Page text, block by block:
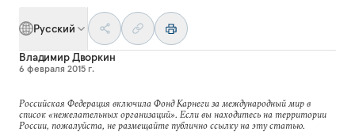
Русский
Владимир Дворкин
6 февраля 2015 г.
Российская Федерация включила Фонд Карнеги за международный мир в
список «нежелательных организаций». Если вы находитесь на территории
России, пожалуйста, не размещайте публично ссылку на эту статью.